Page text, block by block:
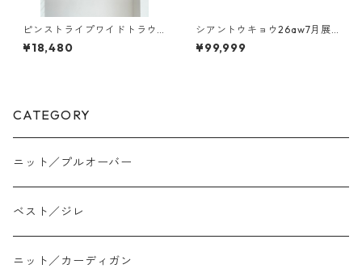
ピンストライプワイドトラウ
ザー 96-022 ANANA
¥18,480
シアントウキョウ26aw7月展
ご予約ご紹介 その②
¥99,999
CATEGORY
ニット／プルオーバー
ベスト／ジレ
ニット／カーディガン